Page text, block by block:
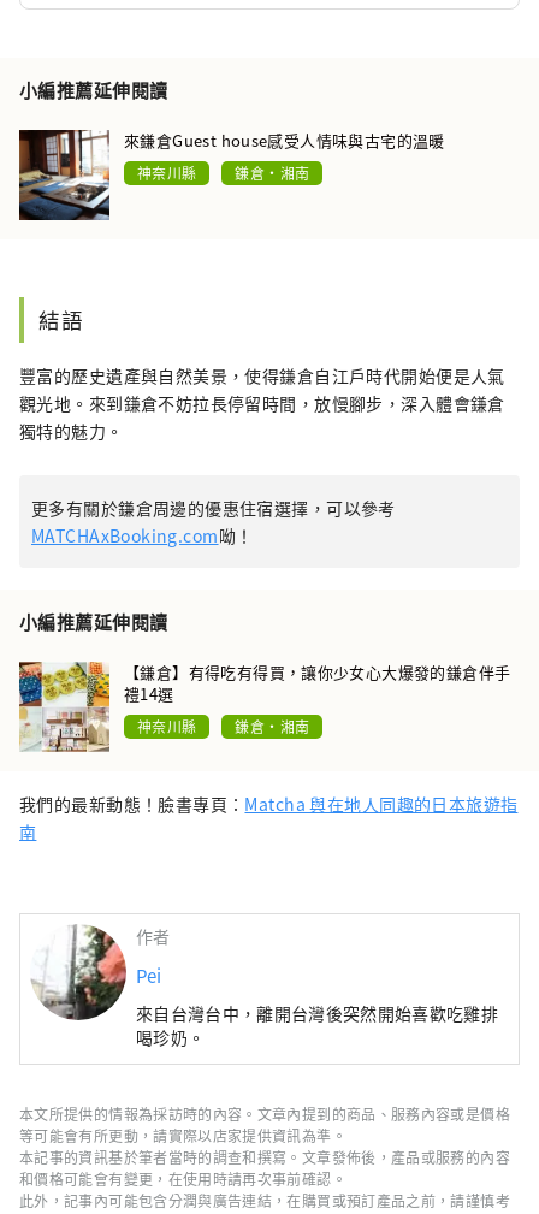
小編推薦延伸閱讀
來鎌倉Guest house感受人情味與古宅的溫暖
神奈川縣 鎌倉・湘南
結語
豐富的歷史遺產與自然美景，使得鎌倉自江戶時代開始便是人氣
觀光地。來到鎌倉不妨拉長停留時間，放慢腳步，深入體會鎌倉
獨特的魅力。
更多有關於鎌倉周邊的優惠住宿選擇，可以參考
MATCHAxBooking.com呦！
小編推薦延伸閱讀
【鎌倉】有得吃有得買，讓你少女心大爆發的鎌倉伴手
禮14選
神奈川縣 鎌倉・湘南
我們的最新動態！臉書專頁： Matcha 與在地人同趣的日本旅遊指
南
作者
Pei
來自台灣台中，離開台灣後突然開始喜歡吃雞排
喝珍奶。
本文所提供的情報為採訪時的內容。文章內提到的商品、服務內容或是價格
等可能會有所更動，請實際以店家提供資訊為準。
本記事的資訊基於筆者當時的調查和撰寫。文章發佈後，產品或服務的內容
和價格可能會有變更，在使用時請再次事前確認。
此外，記事內可能包含分潤與廣告連結，在購買或預訂產品之前，請謹慎考